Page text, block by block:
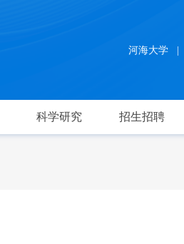
河海大学 |
科学研究 招生招聘